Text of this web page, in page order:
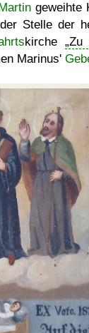
geweihte
Stelle der
kirche Zu
Marinus'